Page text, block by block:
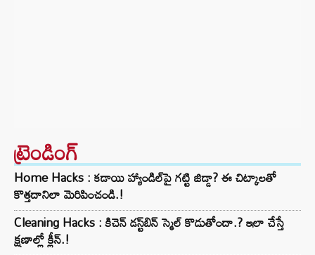
ట్రెండింగ్‌
Home Hacks : కడాయి హ్యాండిల్‌పై గట్టి జిడ్డా? ఈ చిట్కాలతో
కొత్తదానిలా మెరిపించండి.!
Cleaning Hacks : కిచెన్ డస్ట్‌బిన్ స్మెల్ కొడుతోందా.? ఇలా చేస్తే
క్షణాల్లో క్లీన్.!